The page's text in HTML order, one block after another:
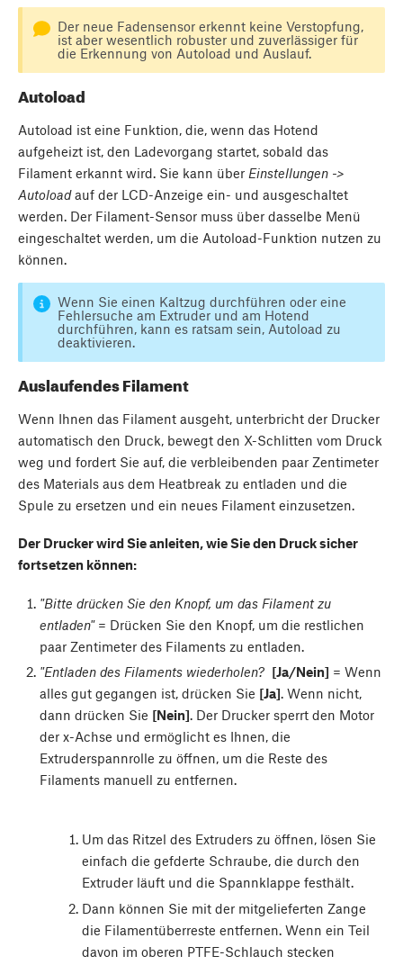
Der neue Fadensensor erkennt keine Verstopfung,
ist aber wesentlich robuster und zuverlässiger für
die Erkennung von Autoload und Auslauf.
Autoload
Autoload ist eine Funktion, die, wenn das Hotend
aufgeheizt ist, den Ladevorgang startet, sobald das
Filament erkannt wird. Sie kann über Einstellungen ->
Autoloadauf der LCD-Anzeige ein- und ausgeschaltet
werden. Der Filament-Sensor muss über dasselbe Menü
eingeschaltet werden, um die Autoload-Funktion nutzen zu
können.
Wenn Sie einen Kaltzug durchführen oder eine
Fehlersuche am Extruder und am Hotend
durchführen, kann es ratsam sein, Autoload zu
deaktivieren.
Auslaufendes Filament
Wenn Ihnen das Filament ausgeht, unterbricht der Drucker
automatisch den Druck, bewegt den X-Schlitten vom Druck
weg und fordert Sie auf, die verbleibenden paar Zentimeter
des Materials aus dem Heatbreak zu entladen und die
Spule zu ersetzen und ein neues Filament einzusetzen.
Der Drucker wird Sie anleiten, wie Sie den Druck sicher
fortsetzen können:
"Bitte drücken Sie den Knopf, um das Filament zu
entladen"= Drücken Sie den Knopf, um die restlichen
paar Zentimeter des Filaments zu entladen.
"Entladen des Filaments wiederholen? [Ja/Nein] = Wenn
alles gut gegangen ist, drücken Sie [Ja]. Wenn nicht,
dann drücken Sie [Nein]. Der Drucker sperrt den Motor
der x-Achse und ermöglicht es Ihnen, die
Extruderspannrolle zu öffnen, um die Reste des
Filaments manuell zu entfernen.
Um das Ritzel des Extruders zu öffnen, lösen Sie
einfach die gefderte Schraube, die durch den
Extruder läuft und die Spannklappe festhält.
Dann können Sie mit der mitgelieferten Zange
die Filamentüberreste entfernen. Wenn ein Teil
davon im oberen PTFE-Schlauch stecken